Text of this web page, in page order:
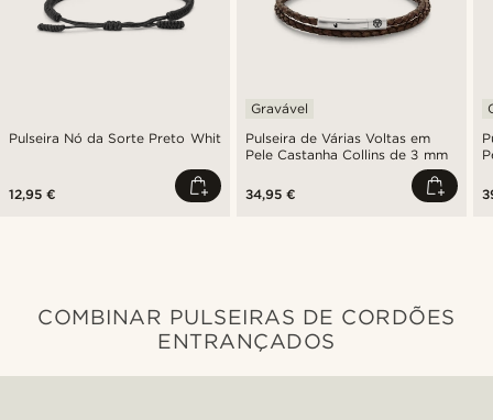
Pulseira Nó da Sorte Preto Whit
12,95 €
Pulseira de Várias Voltas em
Pele Castanha Collins de 3 mm
Gravável
34,95 €
COMBINAR PULSEIRAS DE CORDÕES
ENTRANÇADOS